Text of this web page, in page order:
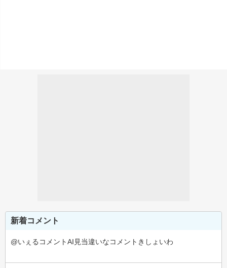
新着コメント
@いぇるコメントAI見当違いなコメントきしょいわ